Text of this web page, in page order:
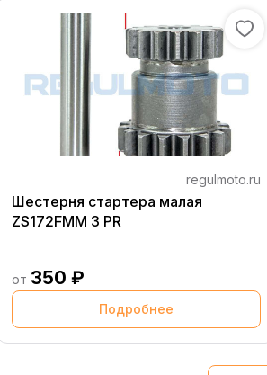
regulmoto.ru
Шестерня стартера малая
ZS172FMM 3 PR
от 350 ₽
Подробнее